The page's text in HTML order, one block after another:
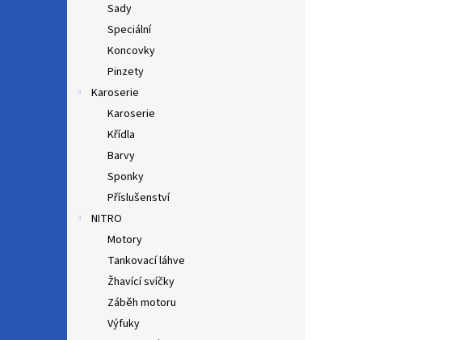
Sady
Speciální
Koncovky
Pinzety
Karoserie
Karoserie
Křídla
Barvy
Sponky
Příslušenství
NITRO
Motory
Tankovací láhve
Žhavící svíčky
Záběh motoru
Výfuky